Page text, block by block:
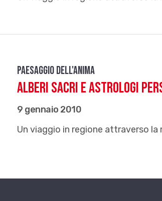
Paesaggio dell'anima
Alberi sacri e astrologi
9 gennaio 2010
Un viaggio in regione attraverso la